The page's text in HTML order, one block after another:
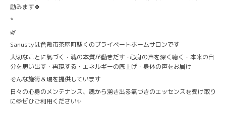
励みます🍀
*
🌿
Sanustyは倉敷市茶屋町駅くのプライベートホームサロンです
大切なことに氣づく・魂の本質が動きだす ･心身の声を深く聴く・本来の自
分を思い出す・再現する・エネルギーの底上げ・身体の声をお届け
そんな施術＆場を提供しています
日々の心身のメンテナンス、魂から湧き出る氣づきのエッセンスを受け取り
に🤲ぜひご利用ください✨